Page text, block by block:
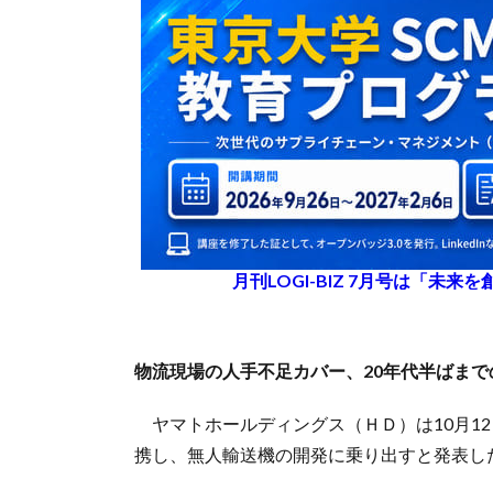
月刊LOGI-BIZ 7月号は「未来を
物流現場の人手不足カバー、20年代半ばま
ヤマトホールディングス（ＨＤ）は10月
携し、無人輸送機の開発に乗り出すと発表し